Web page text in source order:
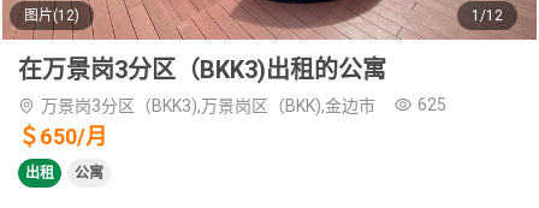
图片(12) 1/12
在万景岗3分区（BKK3)出租的公寓
万景岗3分区（BKK3),万景岗区（BKK),金边市 625
＄650/月
出租 公寓